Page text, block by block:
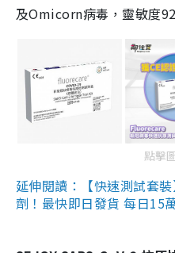
及Omicorn病毒，靈敏度
點擊
延伸閱讀：【快速測試套
劑！最快即日發貨 每日15